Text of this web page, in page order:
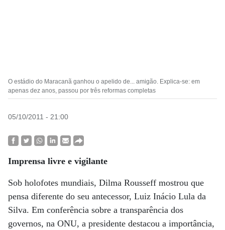
O estádio do Maracanã ganhou o apelido de... amigão. Explica-se: em
apenas dez anos, passou por três reformas completas
05/10/2011 - 21:00
Imprensa livre e vigilante
Sob holofotes mundiais, Dilma Rousseff mostrou que
pensa diferente do seu antecessor, Luiz Inácio Lula da
Silva. Em conferência sobre a transparência dos
governos, na ONU, a presidente destacou a importância,